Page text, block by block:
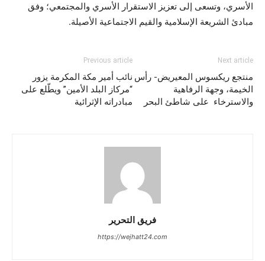
الأسري، وتسعى إلى تعزيز الاستقرار الأسري والمجتمعي؛ وفق
مبادئ الشريعة الإسلامية والقيم الاجتماعية الأصيلة.
Previous article
نائب أمير مكة المكرمة يزور
“مركاز البلد الأمين” ويطّلع على
مبادراته الإثرائية
Next article
منتجع ريكسوس المعيريض- رأس
الخيمة، وجهة الرفاهية
والاسترخاء على شاطئ البحر
فريق التحرير
https://wejhatt24.com